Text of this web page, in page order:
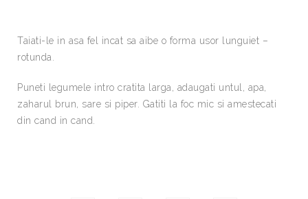
Taiati-le in asa fel incat sa aibe o forma usor lunguiet –
rotunda.
Puneti legumele intro cratita larga, adaugati untul, apa,
zaharul brun, sare si piper. Gatiti la foc mic si amestecati
din cand in cand.